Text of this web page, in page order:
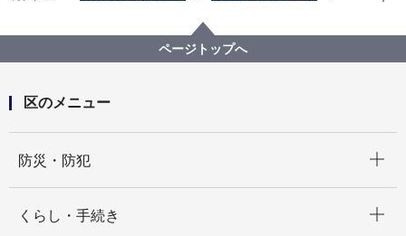
地域情報 地域レポート 防災・減災活動
過去の地域防災拠点運営訓練
ページトップへ
区のメニュー
防災・防犯
くらし・手続き